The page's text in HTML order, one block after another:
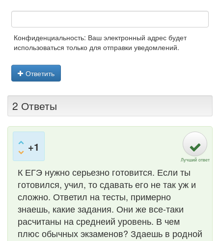
Конфиденциальность: Ваш электронный адрес будет
использоваться только для отправки уведомлений.
Ответить
2 Ответы
+1
Лучший ответ
К ЕГЭ нужно серьезно готовится. Если ты
готовился, учил, то сдавать его не так уж и
сложно. Ответил на тесты, примерно
знаешь, какие задания. Они же все-таки
расчитаны на среднеий уровень. В чем
плюс обычных экзаменов? Здаешь в родной